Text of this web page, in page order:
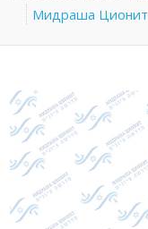
Мидраша Ционит